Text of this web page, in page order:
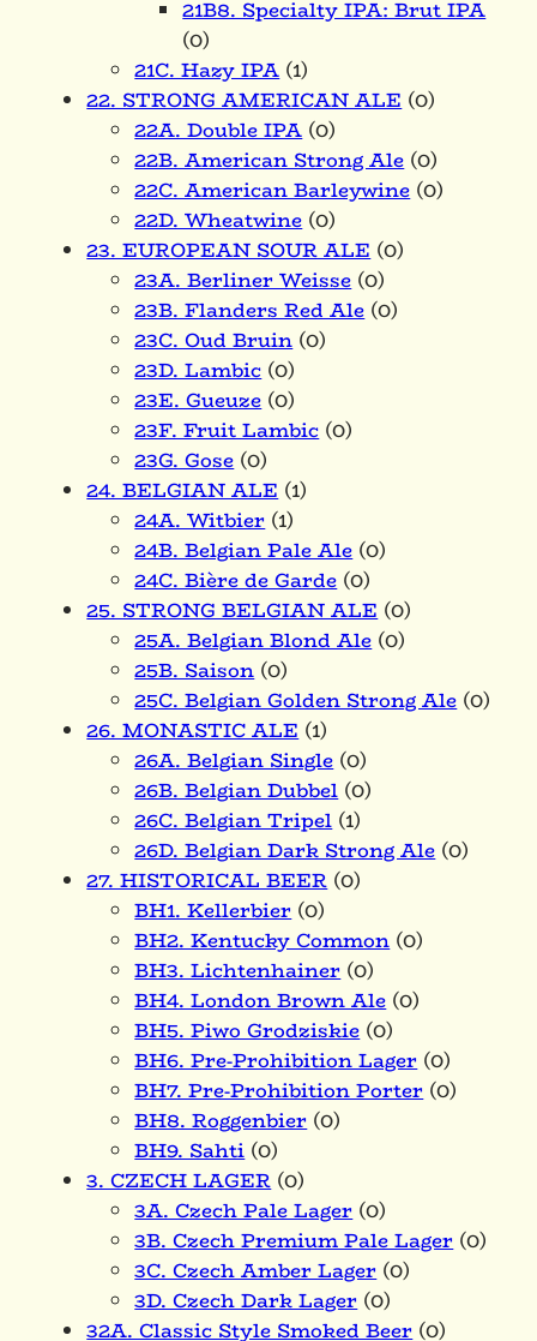
21B8. Specialty IPA: Brut IPA
(0)
21C. Hazy IPA(1)
22. STRONG AMERICAN ALE(0)
22A. Double IPA(0)
22B. American Strong Ale(0)
22C. American Barleywine(0)
22D. Wheatwine(0)
23. EUROPEAN SOUR ALE(0)
23A. Berliner Weisse(0)
23B. Flanders Red Ale(0)
23C. Oud Bruin(0)
23D. Lambic(0)
23E. Gueuze(0)
23F. Fruit Lambic(0)
23G. Gose(0)
24. BELGIAN ALE(1)
24A. Witbier(1)
24B. Belgian Pale Ale(0)
24C. Bière de Garde(0)
25. STRONG BELGIAN ALE(0)
25A. Belgian Blond Ale(0)
25B. Saison(0)
25C. Belgian Golden Strong Ale(0)
26. MONASTIC ALE(1)
26A. Belgian Single(0)
26B. Belgian Dubbel(0)
26C. Belgian Tripel(1)
26D. Belgian Dark Strong Ale(0)
27. HISTORICAL BEER(0)
BH1. Kellerbier(0)
BH2. Kentucky Common(0)
BH3. Lichtenhainer(0)
BH4. London Brown Ale(0)
BH5. Piwo Grodziskie(0)
BH6. Pre-Prohibition Lager(0)
BH7. Pre-Prohibition Porter(0)
BH8. Roggenbier(0)
BH9. Sahti(0)
3. CZECH LAGER(0)
3A. Czech Pale Lager(0)
3B. Czech Premium Pale Lager(0)
3C. Czech Amber Lager(0)
3D. Czech Dark Lager(0)
32A. Classic Style Smoked Beer(0)